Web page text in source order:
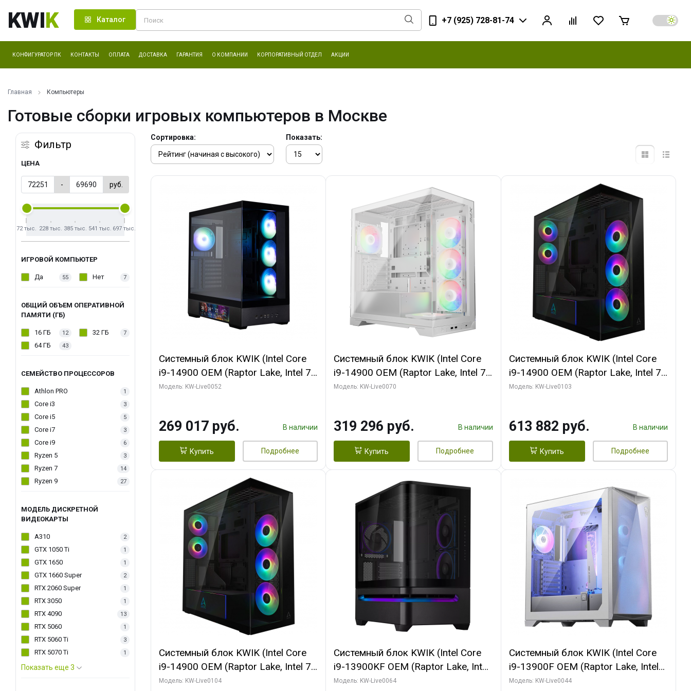
KWIK Каталог +7 (925) 728-81-74
КОНФИГУРАТОР ПК КОНТАКТЫ ОПЛАТА ДОСТАВКА ГАРАНТИЯ О КОМПАНИИ КОРПОРАТИВНЫЙ ОТДЕЛ АКЦИИ
Главная Компьютеры
Готовые сборки игровых компьютеров в Москве
Фильтр
ЦЕНА
- руб.
72 тыс. 228 тыс. 385 тыс. 541 тыс. 697 тыс.
ИГРОВОЙ КОМПЬЮТЕР
Да 55 Нет 7
ОБЩИЙ ОБЪЕМ ОПЕРАТИВНОЙ
ПАМЯТИ (ГБ)
16 ГБ 12 32 ГБ 7
64 ГБ 43
СЕМЕЙСТВО ПРОЦЕССОРОВ
Athlon PRO 1
Core i3 3
Core i5 5
Core i7 3
Core i9 6
Ryzen 5 3
Ryzen 7 14
Ryzen 9 27
МОДЕЛЬ ДИСКРЕТНОЙ
ВИДЕОКАРТЫ
A310 2
GTX 1050 Ti 1
GTX 1650 1
GTX 1660 Super 2
RTX 2060 Super 1
RTX 3050 1
RTX 4090 13
RTX 5060 1
RTX 5060 Ti 3
RTX 5070 Ti 1
Показать еще 3
Сортировка: Показать:
Системный блок KWIK (Intel Core
i9-14900 OEM (Raptor Lake, Intel 7,
C24 16EC/8PC// 64 ГБ ОЗУ (2
256bit 3xDP HD/ 512 ГБ SSD)
Модель: KW-Live0052
269 017 руб. В наличии
Купить Подробнее
Системный блок KWIK (Intel Core
i9-14900 OEM (Raptor Lake, Intel 7,
C24 16EC/8PC// 64 ГБ ОЗУ (2
GDDR7 256bit/ 960 ГБ SSD)
Модель: KW-Live0070
319 296 руб. В наличии
Купить Подробнее
Системный блок KWIK (Intel Core
i9-14900 OEM (Raptor Lake, Intel 7,
C24 16EC/8PC// 64 ГБ ОЗУ (2
Turbo/ 960 ГБ SSD)
Модель: KW-Live0103
613 882 руб. В наличии
Купить Подробнее
Системный блок KWIK (Intel Core
i9-14900 OEM (Raptor Lake, Intel 7,
C24 16EC/8PC// 64 ГБ ОЗУ (2
Модель: KW-Live0104
Системный блок KWIK (Intel Core
i9-13900KF OEM (Raptor Lake, Intel
7, C24 16EC/8P/ 64 ГБ ОЗУ (2
Модель: KW-Live0064
Системный блок KWIK (Intel Core
i9-13900F OEM (Raptor Lake, Intel
7, Efficient-co/ 32 ГБ ОЗУ (2
Модель: KW-Live0044